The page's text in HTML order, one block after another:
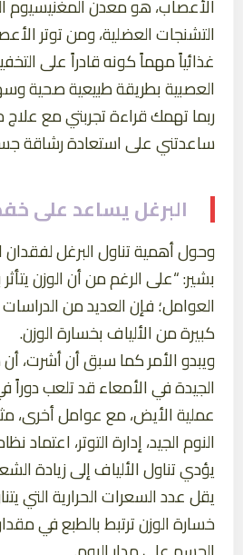
الأعصاب، هو معدن المغنيسيوم
التشنجات العضلية، ومن توتر
غذائياً مهماً كونه قادراً على
العصبية بطريقة طبيعية صحية
ربما تهمك قراءة تجربتي مع
ساعدتني على استعادة رشاقة
البرغل يساعد على
وحول أهمية تناول البرغل لفقدان
بشير: “على الرغم من أن الوزن
العوامل؛ فإن العديد من
كبيرة من الألياف بخسارة الوزن.
ويبدو الأمر كما سبق أن أشرت، أن
الجيدة في الأمعاء قد تلعب دوراً
عملية الأيض، مع عوامل أخرى،
النوم الجيد، إدارة التوتر، اعتماد
يؤدي تناول الألياف إلى زيادة
يقل عدد السعرات الحرارية التي
خسارة الوزن ترتبط بالطبع في